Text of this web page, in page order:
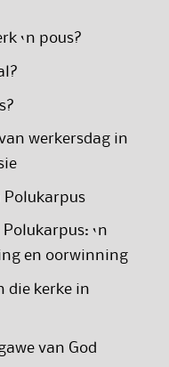
‘n pous?
werkersdag in
Polukarpus
‘n
en oorwinning
die kerke in
van God